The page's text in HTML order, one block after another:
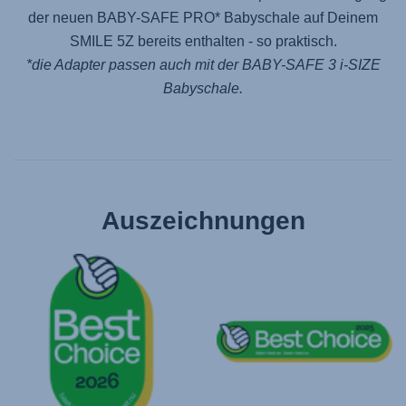
der neuen BABY-SAFE PRO* Babyschale auf Deinem
SMILE 5Z bereits enthalten - so praktisch.
*die Adapter passen auch mit derBABY-SAFE 3 i-SIZE
Babyschale.
Auszeichnungen